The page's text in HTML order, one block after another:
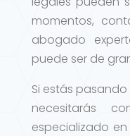
momentos,
abogado
puede ser de
Si estás
necesitarás
especializado